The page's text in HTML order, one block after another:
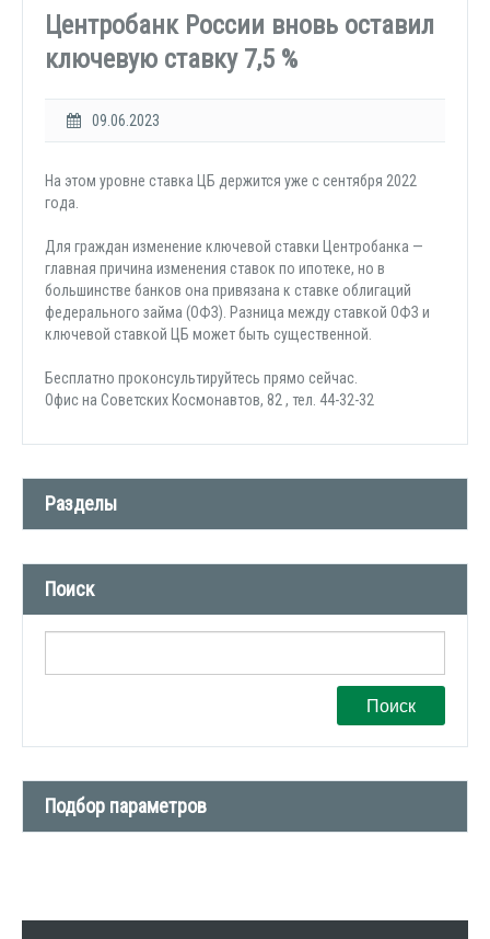
Центробанк России вновь оставил
ключевую ставку 7,5 %
09.06.2023
На этом уровне ставка ЦБ держится уже с сентября 2022
года.
Для граждан изменение ключевой ставки Центробанка —
главная причина изменения ставок по ипотеке, но в
большинстве банков она привязана к ставке облигаций
федерального займа (ОФЗ). Разница между ставкой ОФЗ и
ключевой ставкой ЦБ может быть существенной.
Бесплатно проконсультируйтесь прямо сейчас.
Офис на Советских Космонавтов, 82 , тел. 44-32-32
Разделы
Новости компании (509)
СМИ о нас (1)
Поиск
Поиск
Подбор параметров